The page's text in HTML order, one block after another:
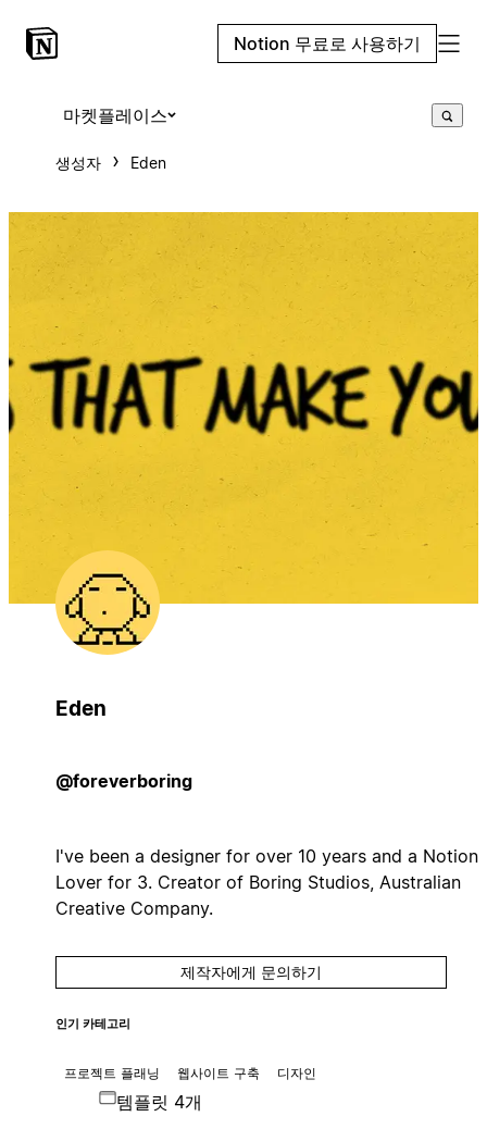
Notion 무료로 사용하기
마켓플레이스
생성자 Eden
Eden
@foreverboring
I've been a designer for over 10 years and a Notion
Lover for 3. Creator of Boring Studios, Australian
Creative Company.
제작자에게 문의하기
인기 카테고리
프로젝트 플래닝 웹사이트 구축 디자인
템플릿 4개